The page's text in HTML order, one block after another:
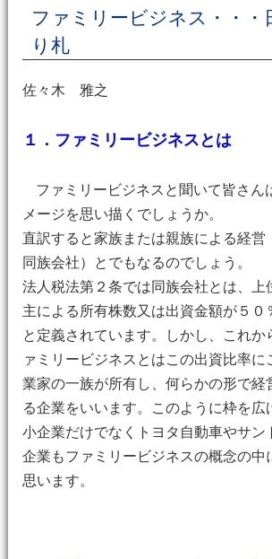
ファミリービジネス・・・
り札
佐々木 雅之
１．ファミリービジネスとは
ファミリービジネスと聞いて皆さん
メージを思い描くでしょうか。
直訳すると家族または親族による経営
同族会社）とでもなるのでしょう。
法人税法第２条では同族会社とは、上
主による所有株数又は出資金額が５０
と定義されています。しかし、これか
ァミリービジネスとはこの出資比率に
業家の一族が所有し、何らかの形で経
る企業をいいます。このように枠を広
小企業だけでなくトヨタ自動車やサン
企業もファミリービジネスの概念の中
思います。